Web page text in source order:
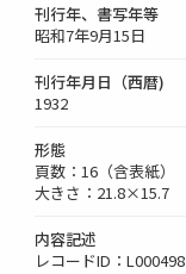
刊行年、書写年等
昭和7年9月15日
刊行年月日（西暦)
1932
形態
頁数：16（含表紙）
大きさ：21.8×15.7
内容記述
レコードID：L000498